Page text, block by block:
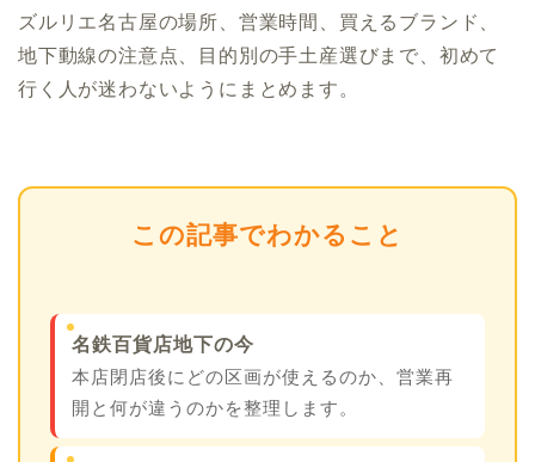
ズルリエ名古屋の場所、営業時間、買えるブランド、
地下動線の注意点、目的別の手土産選びまで、初めて
行く人が迷わないようにまとめます。
この記事でわかること
名鉄百貨店地下の今
本店閉店後にどの区画が使えるのか、営業再
開と何が違うのかを整理します。